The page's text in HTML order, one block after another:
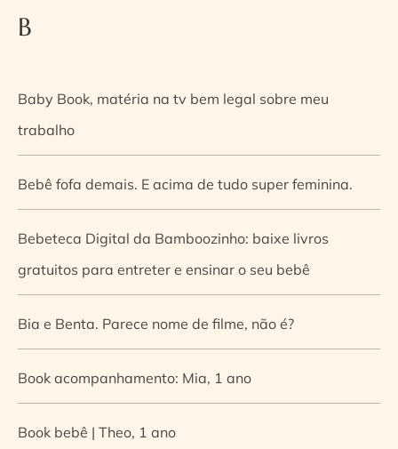
B
Baby Book, matéria na tv bem legal sobre meu
trabalho
Bebê fofa demais. E acima de tudo super feminina.
Bebeteca Digital da Bamboozinho: baixe livros
gratuitos para entreter e ensinar o seu bebê
Bia e Benta. Parece nome de filme, não é?
Book acompanhamento: Mia, 1 ano
Book bebê | Theo, 1 ano